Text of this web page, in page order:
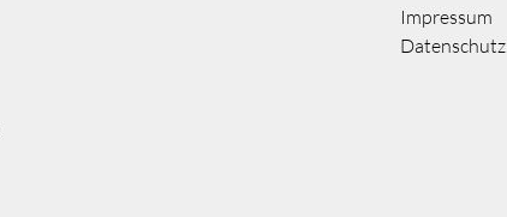
Impressum
Datenschutz